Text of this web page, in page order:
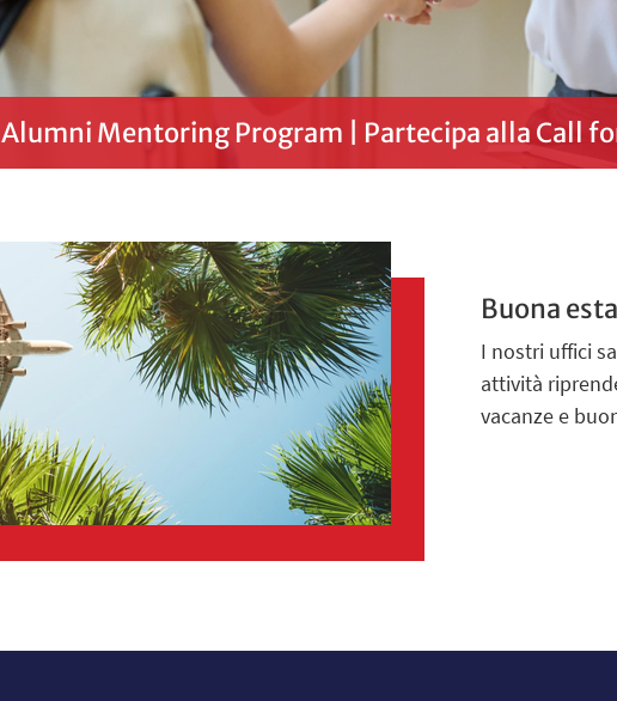
Alumni Mentoring Program | Partecipa alla Call
Buona
I nostri uffici
attività
vacanze e